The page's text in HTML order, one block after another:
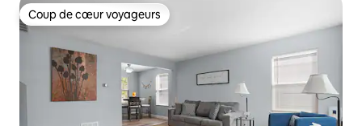
Coup de cœur voyageurs
Coup de cœur voyageurs